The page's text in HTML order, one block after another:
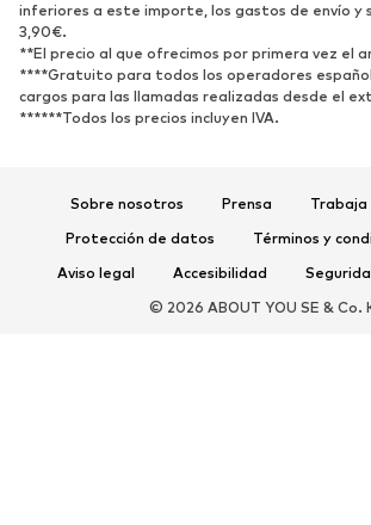
Nuevo
Zapatillas de deporte
Botines
Zapatos de tacón y plataforma Botas
Zapatillas de
Exclusivo
inferiores a este importe, los gastos de envío y
3,90€.
**El precio al que ofrecimos por primera vez el
****Gratuito para todos los operadores
cargos para las llamadas realizadas desde el
******Todos los precios incluyen IVA.
Sobre nosotros Prensa
Trabaja
Protección de datos
Términos y
Aviso legal
Accesibilidad
© 2026 ABOUT YOU SE & Co.